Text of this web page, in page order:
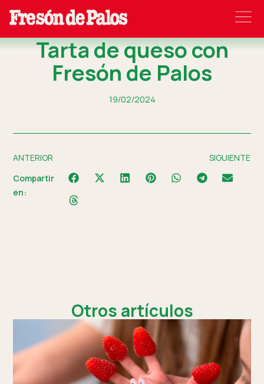
Tarta de queso con
Fresón de Palos
19/02/2024
ANTERIOR
SIGUIENTE
Compartir
en:
Otros artículos